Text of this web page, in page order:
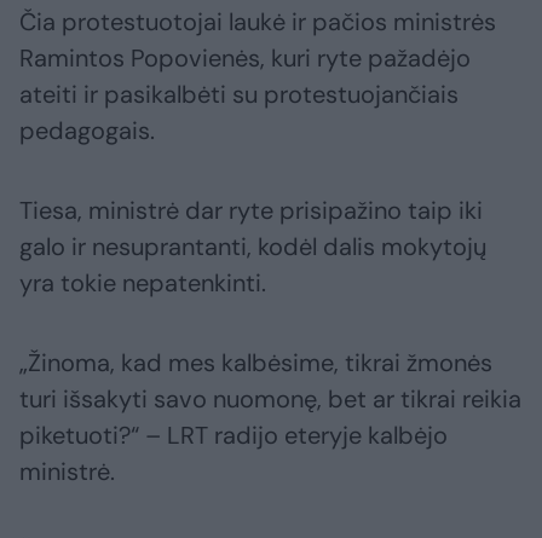
Čia protestuotojai laukė ir pačios ministrės
Ramintos Popovienės, kuri ryte pažadėjo
ateiti ir pasikalbėti su protestuojančiais
pedagogais.
Tiesa, ministrė dar ryte prisipažino taip iki
galo ir nesuprantanti, kodėl dalis mokytojų
yra tokie nepatenkinti.
„Žinoma, kad mes kalbėsime, tikrai žmonės
turi išsakyti savo nuomonę, bet ar tikrai reikia
piketuoti?“ – LRT radijo eteryje kalbėjo
ministrė.